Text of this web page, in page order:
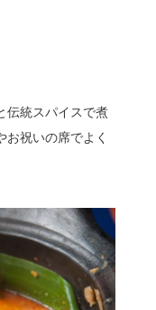
伝統スパイスで煮
お祝いの席でよく